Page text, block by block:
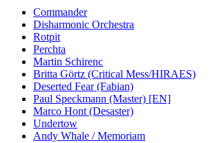
Commander
Disharmonic Orchestra
Rotpit
Perchta
Martin Schirenc
Britta Görtz (Critical Mess/HIRAES)
Deserted Fear (Fabian)
Paul Speckmann (Master) [EN]
Marco Hont (Desaster)
Undertow
Andy Whale / Memoriam